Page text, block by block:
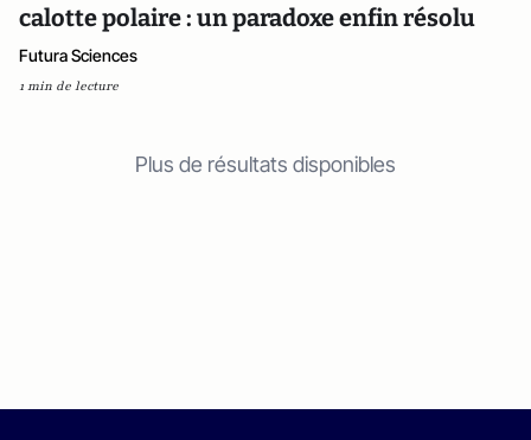
calotte polaire : un paradoxe enfin résolu
Futura Sciences
1 min de lecture
Plus de résultats disponibles